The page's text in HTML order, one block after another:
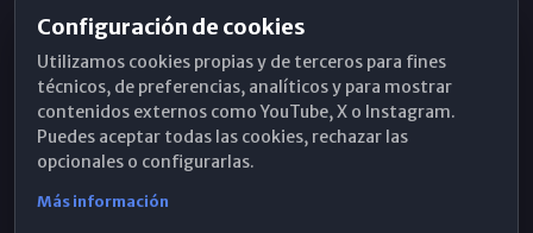
Horarios de Misa
Hemeroteca
WhatsApp
Configuración de cookies
Utilizamos cookies propias y de terceros para fines
técnicos, de preferencias, analíticos y para mostrar
contenidos externos como YouTube, X o Instagram.
Puedes aceptar todas las cookies, rechazar las
opcionales o configurarlas.
Más información